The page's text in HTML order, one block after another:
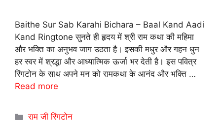
Baithe Sur Sab Karahi Bichara – Baal Kand Aadi
Kand Ringtone सुनते ही हृदय में श्री राम कथा की महिमा
और भक्ति का अनुभव जाग उठता है। इसकी मधुर और गहन धुन
हर स्वर में श्रद्धा और आध्यात्मिक ऊर्जा भर देती है। इस पवित्र
रिंगटोन के साथ अपने मन को रामकथा के आनंद और भक्ति …
Read more
Categories
राम जी रिंगटोन